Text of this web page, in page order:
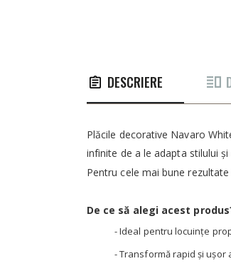
DESCRIERE
Plăcile decorative Navaro
infinite de a le adapta stilului
Pentru cele mai bune
De ce să alegi acest
- Ideal pentru locuințe
- Transformă rapid și ușor